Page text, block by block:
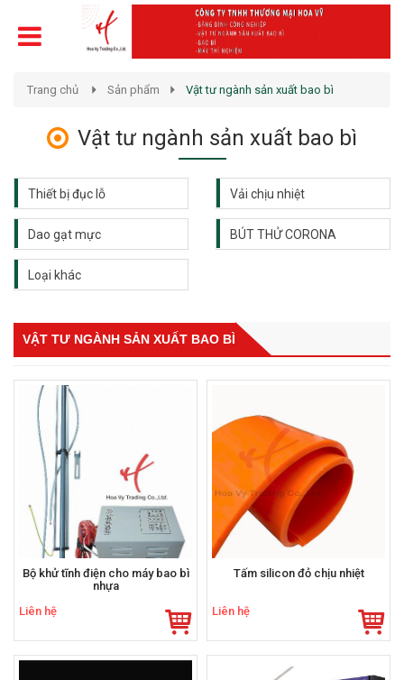
Trang chủ Sản phẩm Vật tư ngành sản xuất bao bì
Vật tư ngành sản xuất bao bì
Thiết bị đục lỗ Vải chịu nhiệt
Dao gạt mực BÚT THỬ CORONA
Loại khác
VẬT TƯ NGÀNH SẢN XUẤT BAO BÌ
Bộ khử tĩnh điện cho máy bao bì
nhựa
Liên hệ
Tấm silicon đỏ chịu nhiệt
Liên hệ